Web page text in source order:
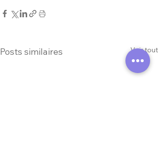
Posts similaires Voir tout